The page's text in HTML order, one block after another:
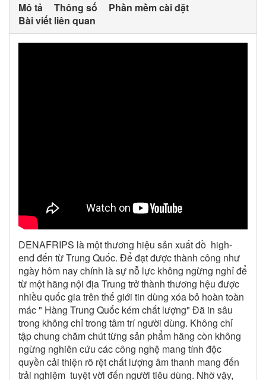
Mô tả Thông số
Phần mềm cài đặt
Bài viết liên quan
DENAFRIPS là một thương hiệu sản xuất đồ high-
end đến từ Trung Quốc. Để đạt được thành công như
ngày hôm nay chính là sự nỗ lực không ngừng nghỉ để
từ một hãng nội địa Trung trở thành thương hệu được
nhiều quốc gia trên thế giới tin dùng xóa bỏ hoàn toàn
mác " Hàng Trung Quốc kém chất lượng" Đã in sâu
trong không chỉ trong tâm trí người dùng. Không chỉ
tập chung chăm chút từng sản phẩm hãng còn không
ngừng nghiên cứu các công nghệ mang tính độc
quyền cải thiện rõ rệt chất lượng âm thanh mang đến
trải nghiệm tuyệt vời đến người tiêu dùng. Nhờ vậy,